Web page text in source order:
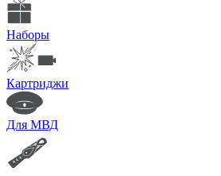
Наборы
Картриджи
Для МВД